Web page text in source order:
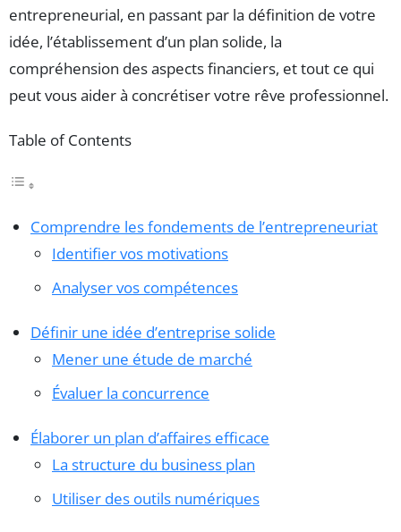
entrepreneurial, en passant par la définition de votre
idée, l’établissement d’un plan solide, la
compréhension des aspects financiers, et tout ce qui
peut vous aider à concrétiser votre rêve professionnel.
Table of Contents
Comprendre les fondements de l’entrepreneuriat
Identifier vos motivations
Analyser vos compétences
Définir une idée d’entreprise solide
Mener une étude de marché
Évaluer la concurrence
Élaborer un plan d’affaires efficace
La structure du business plan
Utiliser des outils numériques